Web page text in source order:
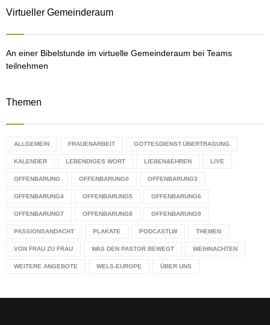
Virtueller Gemeinderaum
An einer Bibelstunde im virtuelle Gemeinderaum bei Teams
teilnehmen
Themen
ALLGEMEIN FRAUENARBEIT GOTTESDIENST.ÜBERTRAGUNG
KALENDER LEBENDIGES WORT LIEBEN&EHREN LIVE
OFFENBARUNG OFFENBARUNG0 OFFENBARUNG3
OFFENBARUNG4 OFFENBARUNG5 OFFENBARUNG6
OFFENBARUNG7 OFFENBARUNG8 OFFENBARUNG9
PASSIONSANDACHT PLAKATE PODCASTLW THEMEN
VON FRAU ZU FRAU WAS DEN PASTOR BEWEGT WEIHNACHTEN
WEITERE ANGEBOTE WELS-EUROPE ÜBER UNS